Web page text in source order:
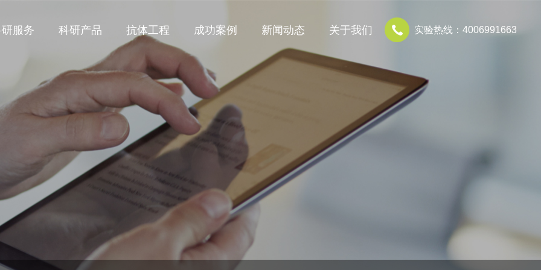
实验热线：4006991663
服务 科研产品 抗体工程 成功案例 新闻动态 关于我们